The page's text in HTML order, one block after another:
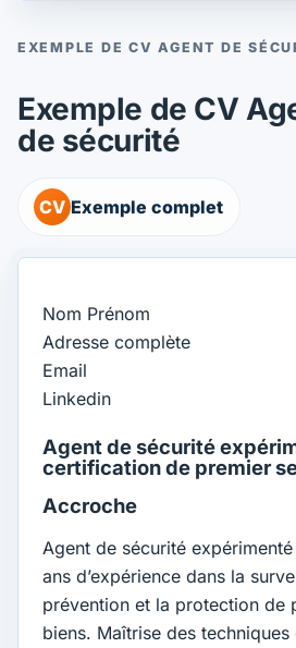
EXEMPLE DE CV AGENT DE
Exemple de CV
de sécurité
CV Exemple complet
Nom Prénom
Adresse complète
Email
Linkedin
Agent de sécurité
certification de premier
Accroche
Agent de sécurité
ans d’expérience dans la
prévention et la protection de
biens. Maîtrise des